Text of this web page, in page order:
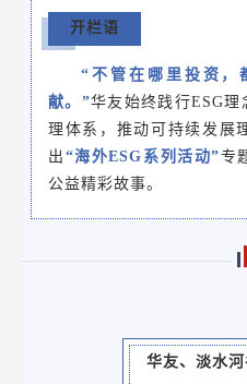
开栏语
“不管在哪里投资，
献。”华友始终践行ESG理
理体系，推动可持续发展
出 “海外ESG系列活动”专
公益精彩故事。
华友、淡水